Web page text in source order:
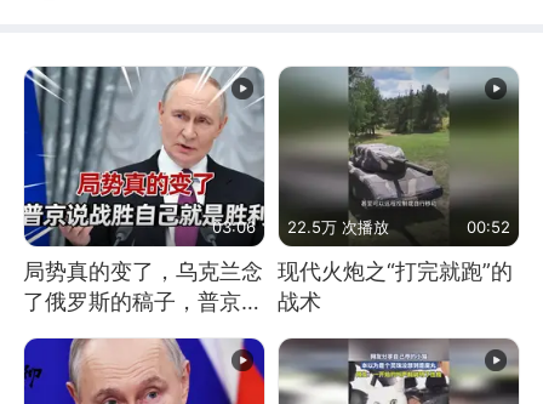
03:06
局势真的变了，乌克兰念
了俄罗斯的稿子，普京说
22.5万 次播放 00:52
现代火炮之“打完就跑”的
战术